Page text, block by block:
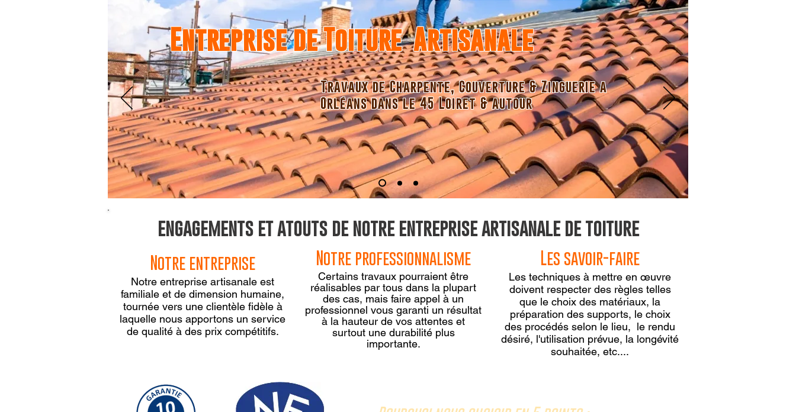
Entreprise de Toiture Artisanale
Travaux de Charpente, Couverture & Zinguerie a
Orléans dans le 45 Loiret & autour
engagements et atouts de notre entreprise artisanale de toiture
Notre entreprise
Notre entreprise artisanale est
familiale et de dimension humaine,
tournée vers une clientèle fidèle à
laquelle nous apportons un service
de qualité à des prix compétitifs.
Notre professionnalisme
Certains travaux pourraient être
réalisables par tous dans la plupart
des cas, mais faire appel à un
professionnel vous garanti un résultat
à la hauteur de vos attentes et
surtout une durabilité plus
importante.
Les savoir-faire
Les techniques à mettre en œuvre
doivent respecter des règles telles
que le choix des matériaux, la
préparation des supports, le choix
des procédés selon le lieu, le rendu
désiré, l'utilisation prévue, la longévité
souhaitée, etc....